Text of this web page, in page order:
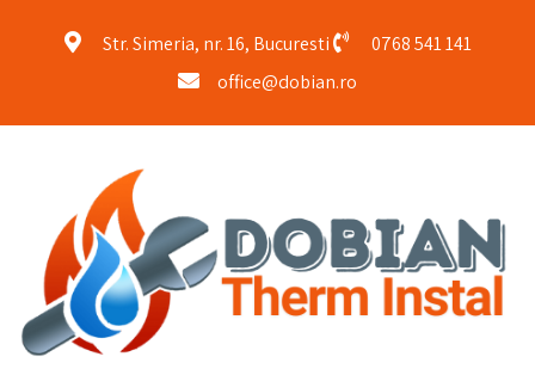
Str. Simeria, nr. 16, Bucuresti
0768 541 141
office@dobian.ro